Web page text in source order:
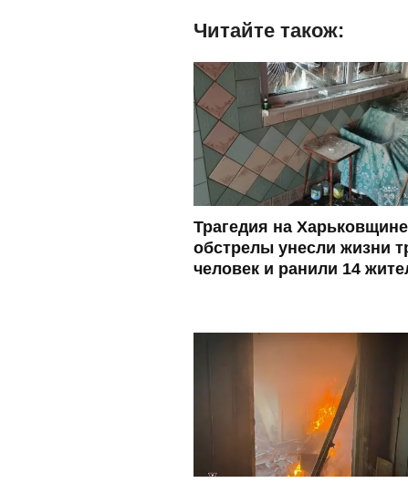
Читайте також:
Трагедия на
обстрелы унесли жизни
человек и ранили 14